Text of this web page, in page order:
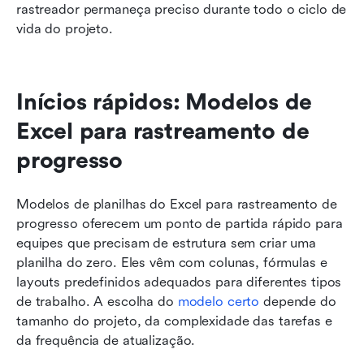
rastreador permaneça preciso durante todo o ciclo de
vida do projeto.
Inícios rápidos: Modelos de
Excel para rastreamento de
progresso
Modelos de planilhas do Excel para rastreamento de
progresso oferecem um ponto de partida rápido para
equipes que precisam de estrutura sem criar uma
planilha do zero. Eles vêm com colunas, fórmulas e
layouts predefinidos adequados para diferentes tipos
de trabalho. A escolha do modelo certo depende do
tamanho do projeto, da complexidade das tarefas e
da frequência de atualização.